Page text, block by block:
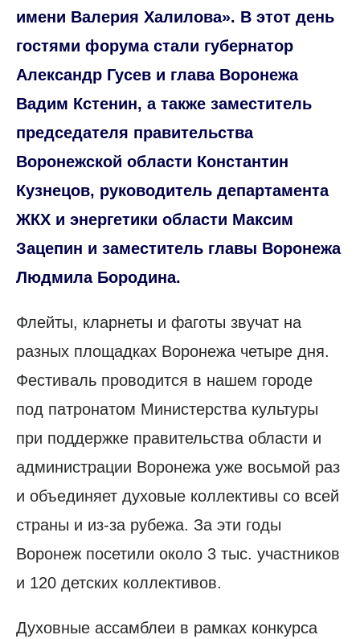
имени Валерия Халилова». В этот день
гостями форума стали губернатор
Александр Гусев и глава Воронежа
Вадим Кстенин, а также заместитель
председателя правительства
Воронежской области Константин
Кузнецов, руководитель департамента
ЖКХ и энергетики области Максим
Зацепин и заместитель главы Воронежа
Людмила Бородина.
Флейты, кларнеты и фаготы звучат на
разных площадках Воронежа четыре дня.
Фестиваль проводится в нашем городе
под патронатом Министерства культуры
при поддержке правительства области и
администрации Воронежа уже восьмой раз
и объединяет духовые коллективы со всей
страны и из-за рубежа. За эти годы
Воронеж посетили около 3 тыс. участников
и 120 детских коллективов.
Духовные ассамблеи в рамках конкурса